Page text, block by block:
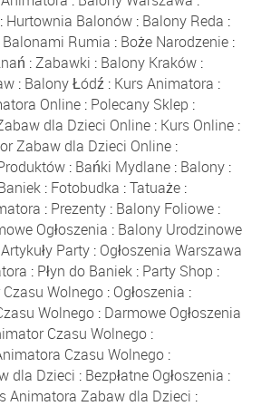
: Hurtownia Balonów : Balony Reda :
Balonami Rumia : Boże Narodzenie:
:Zabawki : Balony Kraków :
: Balony Łódź : Kurs Animatora :
Online : Polecany Sklep :
dla Dzieci Online: Kurs Online:
Zabaw dla Dzieci Online :
: Bańki Mydlane : Balony :
: Fotobudka :Tatuaże:
: Prezenty : Balony Foliowe :
Ogłoszenia : Balony Urodzinowe
Artykuły Party : Ogłoszenia Warszawa
: Płyn do Baniek : Party Shop :
Wolnego: Ogłoszenia :
Wolnego: Darmowe Ogłoszenia
Czasu Wolnego :
Czasu Wolnego :
dla Dzieci : Bezpłatne Ogłoszenia :
Animatora Zabaw dla Dzieci :